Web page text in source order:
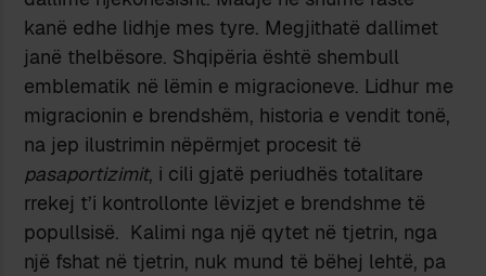
kanë edhe lidhje mes tyre. Megjithatë dallimet
janë thelbësore. Shqipëria është shembull
emblematik në lëmin e migracioneve. Lidhur me
migracionin e brendshëm, historia e vendit tonë,
na jep ilustrimin nëpërmjet procesit të
pasaportizimit, i cili gjatë periudhës totalitare
rrekej t’i kontrollonte lëvizjet e brendshme të
popullsisë. Kalimi nga një qytet në tjetrin, nga
një fshat në tjetrin, nuk mund të bëhej lehtë, pa